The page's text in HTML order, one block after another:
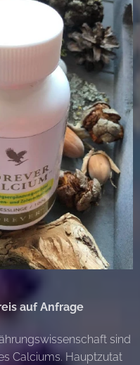
auf Anfrage
sind
Calciums. Hauptzutat